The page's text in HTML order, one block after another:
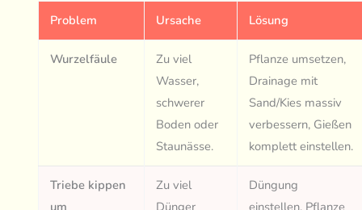
Problem Ursache Lösung
Wurzelfäule
Zu viel
Wasser,
schwerer
Boden oder
Staunässe.
Pflanze umsetzen,
Drainage mit
Sand/Kies massiv
verbessern, Gießen
komplett einstellen.
Triebe kippen
um
Zu viel
Dünger
Düngung
einstellen, Pflanze